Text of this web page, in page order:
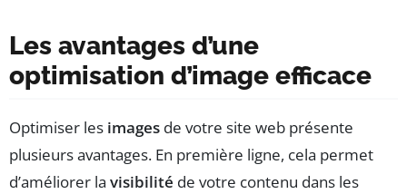
Les avantages d’une
optimisation d’image efficace
Optimiser les images de votre site web présente
plusieurs avantages. En première ligne, cela permet
d’améliorer la visibilité de votre contenu dans les